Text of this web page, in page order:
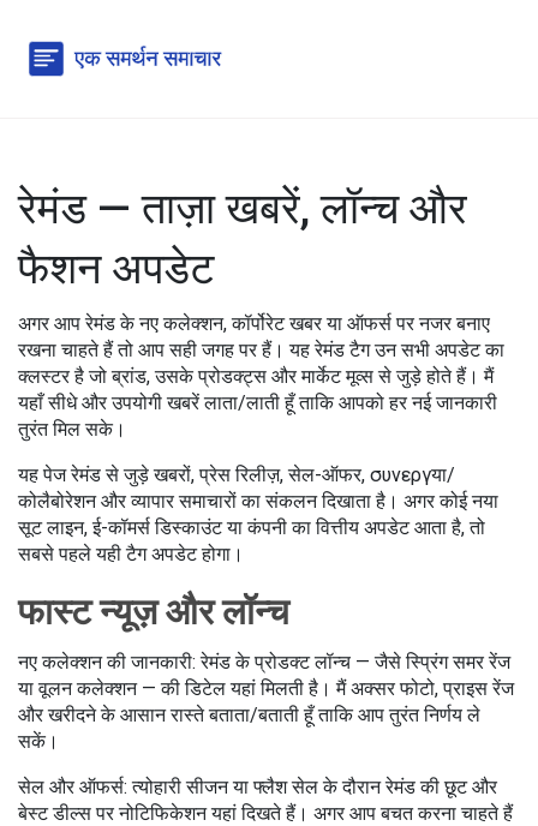
रेमंड — ताज़ा खबरें, लॉन्च और
फैशन अपडेट
अगर आप रेमंड के नए कलेक्शन, कॉर्पोरेट खबर या ऑफर्स पर नजर बनाए
रखना चाहते हैं तो आप सही जगह पर हैं। यह रेमंड टैग उन सभी अपडेट का
क्लस्टर है जो ब्रांड, उसके प्रोडक्ट्स और मार्केट मूव्स से जुड़े होते हैं। मैं
यहाँ सीधे और उपयोगी खबरें लाता/लाती हूँ ताकि आपको हर नई जानकारी
तुरंत मिल सके।
यह पेज रेमंड से जुड़े खबरों, प्रेस रिलीज़, सेल-ऑफर, συνεργया/
कोलैबोरेशन और व्यापार समाचारों का संकलन दिखाता है। अगर कोई नया
सूट लाइन, ई-कॉमर्स डिस्काउंट या कंपनी का वित्तीय अपडेट आता है, तो
सबसे पहले यही टैग अपडेट होगा।
फास्ट न्यूज़ और लॉन्च
नए कलेक्शन की जानकारी: रेमंड के प्रोडक्ट लॉन्च — जैसे स्प्रिंग समर रेंज
या वूलन कलेक्शन — की डिटेल यहां मिलती है। मैं अक्सर फोटो, प्राइस रेंज
और खरीदने के आसान रास्ते बताता/बताती हूँ ताकि आप तुरंत निर्णय ले
सकें।
सेल और ऑफर्स: त्योहारी सीजन या फ्लैश सेल के दौरान रेमंड की छूट और
बेस्ट डील्स पर नोटिफिकेशन यहां दिखते हैं। अगर आप बचत करना चाहते हैं